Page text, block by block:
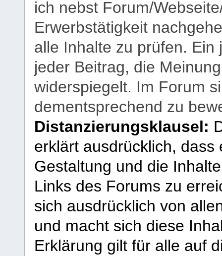
ich nebst Forum/
Erwerbstätigkeit
alle Inhalte zu prüfen.
jeder Beitrag, die
widerspiegelt. Im Forum
dementsprechend zu
Distanzierungsklausel:
erklärt ausdrücklich,
Gestaltung und die
Links des Forums zu
sich ausdrücklich von
und macht sich diese
Erklärung gilt für alle auf